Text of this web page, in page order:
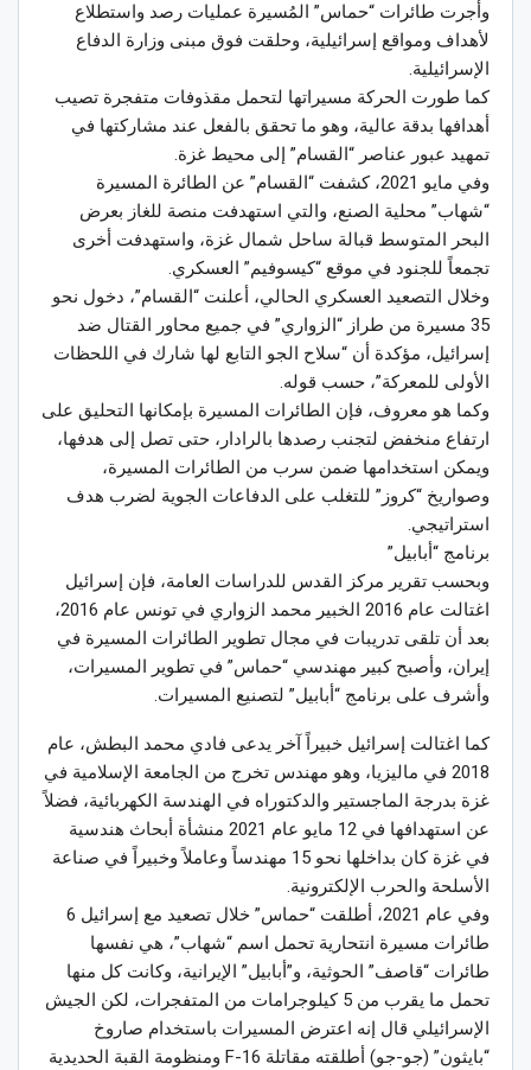
وأجرت طائرات “حماس” المُسيرة عمليات رصد واستطلاع
لأهداف ومواقع إسرائيلية، وحلقت فوق مبنى وزارة الدفاع
الإسرائيلية.
كما طورت الحركة مسيراتها لتحمل مقذوفات متفجرة تصيب
أهدافها بدقة عالية، وهو ما تحقق بالفعل عند مشاركتها في
تمهيد عبور عناصر “القسام” إلى محيط غزة.
وفي مايو 2021، كشفت “القسام” عن الطائرة المسيرة
“شهاب” محلية الصنع، والتي استهدفت منصة للغاز بعرض
البحر المتوسط قبالة ساحل شمال غزة، واستهدفت أخرى
تجمعاً للجنود في موقع “كيسوفيم” العسكري.
وخلال التصعيد العسكري الحالي، أعلنت “القسام”، دخول نحو
35 مسيرة من طراز “الزواري” في جميع محاور القتال ضد
إسرائيل، مؤكدة أن “سلاح الجو التابع لها شارك في اللحظات
الأولى للمعركة”، حسب قوله.
وكما هو معروف، فإن الطائرات المسيرة بإمكانها التحليق على
ارتفاع منخفض لتجنب رصدها بالرادار، حتى تصل إلى هدفها،
ويمكن استخدامها ضمن سرب من الطائرات المسيرة،
وصواريخ “كروز” للتغلب على الدفاعات الجوية لضرب هدف
استراتيجي.
برنامج “أبابيل”
وبحسب تقرير مركز القدس للدراسات العامة، فإن إسرائيل
اغتالت عام 2016 الخبير محمد الزواري في تونس عام 2016،
بعد أن تلقى تدريبات في مجال تطوير الطائرات المسيرة في
إيران، وأصبح كبير مهندسي “حماس” في تطوير المسيرات،
وأشرف على برنامج “أبابيل” لتصنيع المسيرات.
كما اغتالت إسرائيل خبيراً آخر يدعى فادي محمد البطش، عام
2018 في ماليزيا، وهو مهندس تخرج من الجامعة الإسلامية في
غزة بدرجة الماجستير والدكتوراه في الهندسة الكهربائية، فضلاً
عن استهدافها في 12 مايو عام 2021 منشأة أبحاث هندسية
في غزة كان بداخلها نحو 15 مهندساً وعاملاً وخبيراً في صناعة
الأسلحة والحرب الإلكترونية.
وفي عام 2021، أطلقت “حماس” خلال تصعيد مع إسرائيل 6
طائرات مسيرة انتحارية تحمل اسم “شهاب”، هي نفسها
طائرات “قاصف” الحوثية، و”أبابيل” الإيرانية، وكانت كل منها
تحمل ما يقرب من 5 كيلوجرامات من المتفجرات، لكن الجيش
الإسرائيلي قال إنه اعترض المسيرات باستخدام صاروخ
“بايثون” (جو-جو) أطلقته مقاتلة F-16 ومنظومة القبة الحديدية